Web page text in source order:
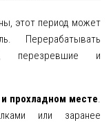
этот период может
Перерабатывать
перезревшие и
прохладном месте.
или заранее